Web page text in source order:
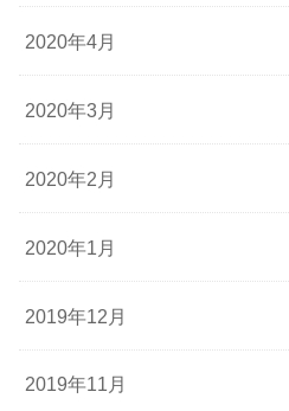
2020年4月
2020年3月
2020年2月
2020年1月
2019年12月
2019年11月